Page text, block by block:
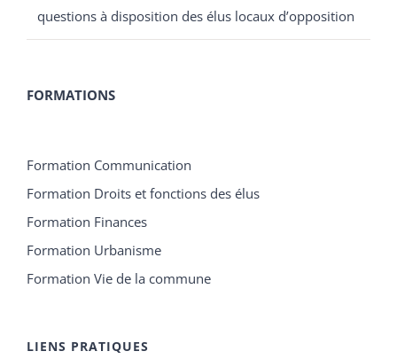
questions à disposition des élus locaux d’opposition
FORMATIONS
Formation Communication
Formation Droits et fonctions des élus
Formation Finances
Formation Urbanisme
Formation Vie de la commune
LIENS PRATIQUES